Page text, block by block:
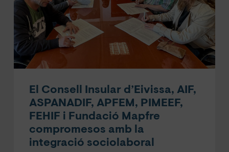
El Consell Insular d’Eivissa, AIF,
ASPANADIF, APFEM, PIMEEF,
FEHIF i Fundació Mapfre
compromesos amb la
integració sociolaboral